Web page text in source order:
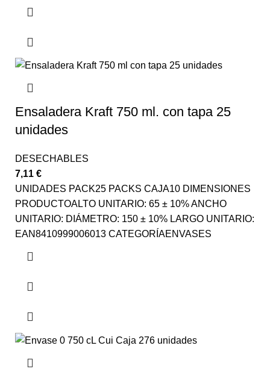
Ensaladera Kraft 750 ml. con tapa 25
unidades
DESECHABLES
7,11 €
UNIDADES PACK25 PACKS CAJA10 DIMENSIONES
PRODUCTOALTO UNITARIO: 65 ± 10% ANCHO
UNITARIO: DIÁMETRO: 150 ± 10% LARGO UNITARIO:
EAN8410999006013 CATEGORÍAENVASES